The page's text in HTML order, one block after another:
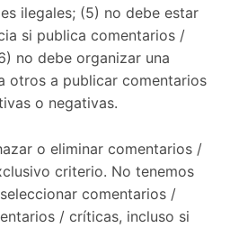
ilegales; (5) no debe estar
si publica comentarios /
no debe organizar una
otros a publicar comentarios
o negativas.
o eliminar comentarios /
criterio. No tenemos
comentarios /
/ críticas, incluso si